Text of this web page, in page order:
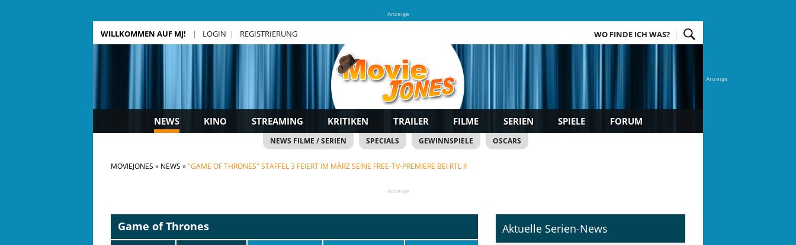
Anzeige
Anzeige
WILLKOMMEN AUF MJ! LOGIN REGISTRIERUNG WO FINDE ICH WAS?
NEWS KINO STREAMING KRITIKEN TRAILER FILME SERIEN SPIELE FORUM
NEWS FILME / SERIEN SPECIALS GEWINNSPIELE OSCARS
MOVIEJONES NEWS "GAME OF THRONES" STAFFEL 3 FEIERT IM MÄRZ SEINE FREE-TV-PREMIERE BEI RTL II
Anzeige
Game of Thrones Aktuelle Serien-News